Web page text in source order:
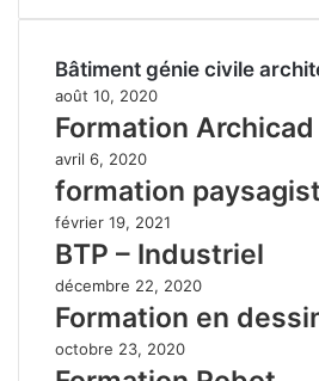
Bâtiment génie civile
août 10, 2020
Formation Archicad
avril 6, 2020
formation
février 19, 2021
BTP – Industriel
décembre 22, 2020
Formation en
octobre 23, 2020